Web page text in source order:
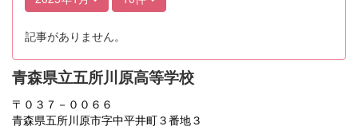
記事がありません。
青森県立五所川原高等学校
〒０３７－００６６
青森県五所川原市字中平井町３番地３